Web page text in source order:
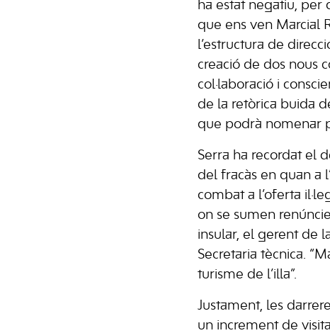
ha estat negatiu, per
que ens ven Marcial
l’estructura de
creació de dos nous
col·laboració i
de la retòrica buida
que podrà nomenar
Serra ha recordat el
del fracàs en quan a
combat a l’oferta
on se sumen
insular, el gerent de
Secretaria tècnica.
turisme de l’illa”.
Justament, les
un increment de